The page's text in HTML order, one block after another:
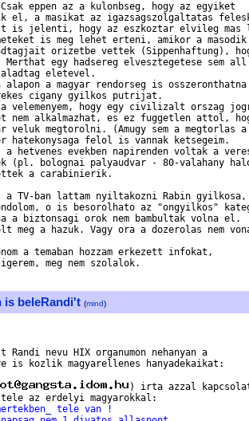
Csak eppen az a kulonbseg, hogy az egyiket
el, a masikat az igazsagszolgaltatas
is jelenti, hogy az eszkoztar elvileg mas
is meg lehet erteni, amikor a
orizetbe vettek (Sippenhaftung),
Merthat egy hadsereg elvesztegetese sem
eletevel.
alapon a magyar rendorseg is osszeronthatna
cigany gyilkos putrijat.
velemenyem, hogy egy civilizalt orszag
nem alkalmazhat, es ez fuggetlen attol,
veluk megtorolni. (Amugy sem a megtorlas
hatekonysaga felol is vannak ketsegeim.
a hetvenes evekben napirenden voltak a
(pl. bolognai palyaudvar - 80-valahany
a carabinierik.
a TV-ban lattam nyiltakozni Rabin
o is besorolhato az "ongyilkos"
a biztonsagi orok nem bambultak volna el.
meg a hazuk. Vagy ora a dozerolas nem
a temaban hozzam erkezett infokat,
meg nem szolalok.
is beleRandi't (mind)
Forum!
nevu HIX organumon nehanyan a
is kozlik magyarellenes hanyadekaikat:
) irta azzal
tele van !